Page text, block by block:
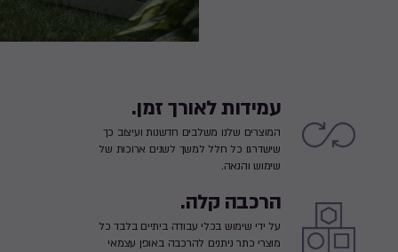
עמידות לאורך זמן.
המוצרים שלנו משלבים חדשנות ועיצוב כך
שישדרגו כל חלל למשך לשנים ארוכות של
שימוש והנאה.
הרכבה קלה.
על ידי שימוש בכלי עבודה ביתיים בלבד כל
מוצרי כתר ניתנים להרכבה באופן עצמאי